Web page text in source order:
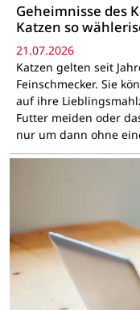
Geheimnisse des
Katzen so
21.07.2026
Katzen gelten seit
Feinschmecker. Sie
auf ihre
Futter meiden oder
nur um dann ohne